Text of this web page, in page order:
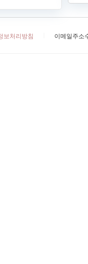
보처리방침 이메일주소